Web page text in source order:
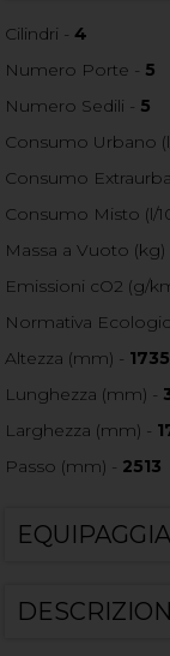
Cilindri -4
Numero Porte - 5
Numero Sedili - 5
Consumo Urbano
Consumo
Consumo Misto (l/
Massa a Vuoto (kg)
Emissioni cO2 (g/
Normativa
Altezza (mm) - 1735
Lunghezza (mm) -
Larghezza (mm) -
Passo (mm) - 2513